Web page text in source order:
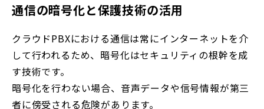
通信の暗号化と保護技術の活用
クラウドPBXにおける通信は常にインターネットを介
して行われるため、暗号化はセキュリティの根幹を成
す技術です。
暗号化を行わない場合、音声データや信号情報が第三
者に傍受される危険があります。